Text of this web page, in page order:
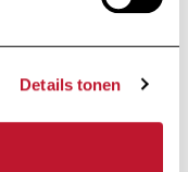
Details tonen